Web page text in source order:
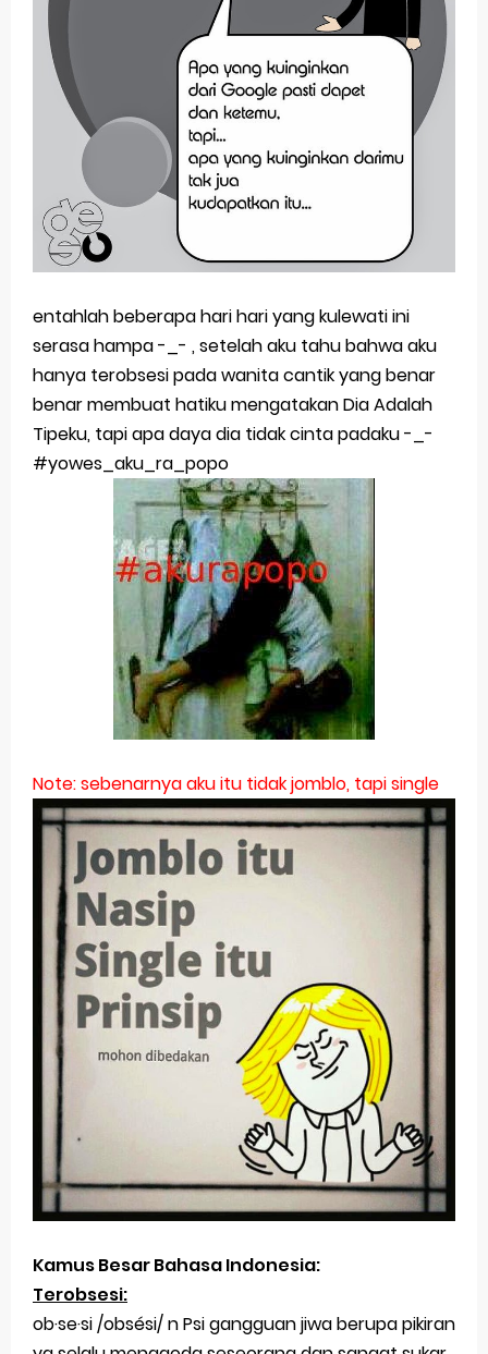
entahlah beberapa hari hari yang kulewati ini
serasa hampa -_- , setelah aku tahu bahwa aku
hanya terobsesi pada wanita cantik yang benar
benar membuat hatiku mengatakan Dia Adalah
Tipeku, tapi apa daya dia tidak cinta padaku -_-
#yowes_aku_ra_popo
Note: sebenarnya aku itu tidak jomblo, tapi single
Kamus Besar Bahasa Indonesia:
Terobsesi:
ob·se·si /obsési/ n Psi gangguan jiwa berupa pikiran